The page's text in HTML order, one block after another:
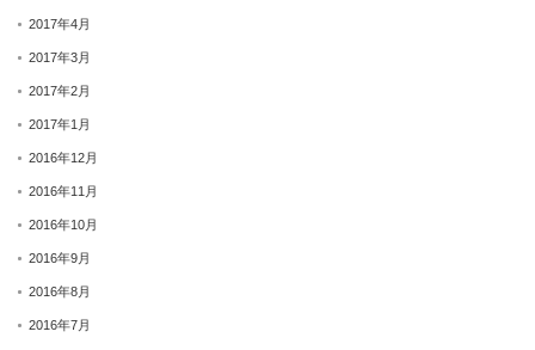
2017年4月
2017年3月
2017年2月
2017年1月
2016年12月
2016年11月
2016年10月
2016年9月
2016年8月
2016年7月